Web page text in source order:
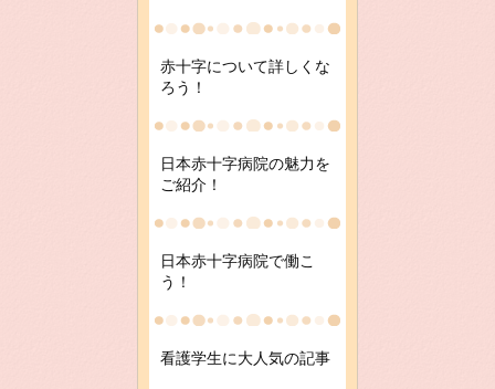
赤十字について詳しくな
ろう！
日本赤十字病院の魅力を
ご紹介！
日本赤十字病院で働こ
う！
看護学生に大人気の記事